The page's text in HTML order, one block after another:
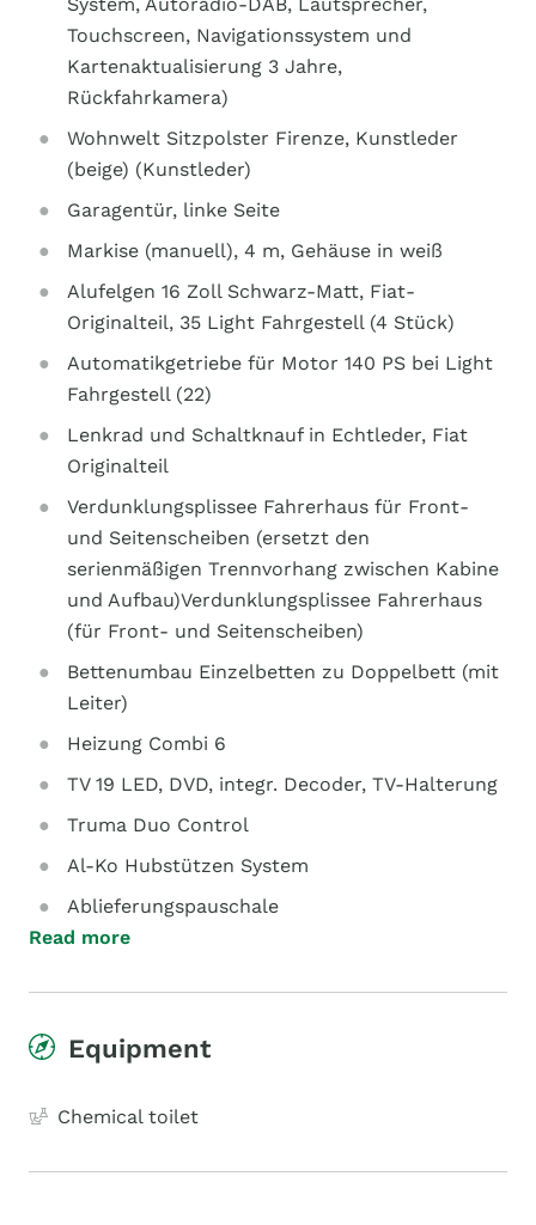
Touchscreen, Navigationssystem und
Kartenaktualisierung 3 Jahre,
Rückfahrkamera)
Wohnwelt Sitzpolster Firenze, Kunstleder
(beige) (Kunstleder)
Garagentür, linke Seite
Markise (manuell), 4 m, Gehäuse in weiß
Alufelgen 16 Zoll Schwarz-Matt, Fiat-
Originalteil, 35 Light Fahrgestell (4 Stück)
Automatikgetriebe für Motor 140 PS bei Light
Fahrgestell (22)
Lenkrad und Schaltknauf in Echtleder, Fiat
Originalteil
Verdunklungsplissee Fahrerhaus für Front-
und Seitenscheiben (ersetzt den
serienmäßigen Trennvorhang zwischen Kabine
und Aufbau)Verdunklungsplissee Fahrerhaus
(für Front- und Seitenscheiben)
Bettenumbau Einzelbetten zu Doppelbett (mit
Leiter)
Heizung Combi 6
TV 19 LED, DVD, integr. Decoder, TV-Halterung
Truma Duo Control
Al-Ko Hubstützen System
Ablieferungspauschale
Read more
Equipment
Chemical toilet